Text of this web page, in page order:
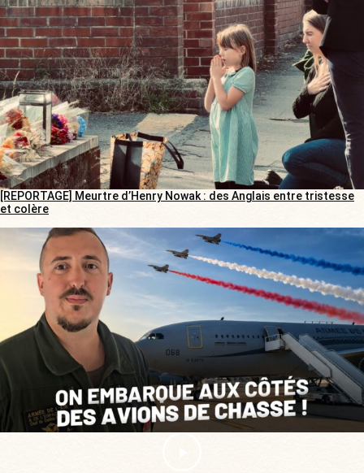
[REPORTAGE] Meurtre d’Henry Nowak : des Anglais entre tristesse
et colère